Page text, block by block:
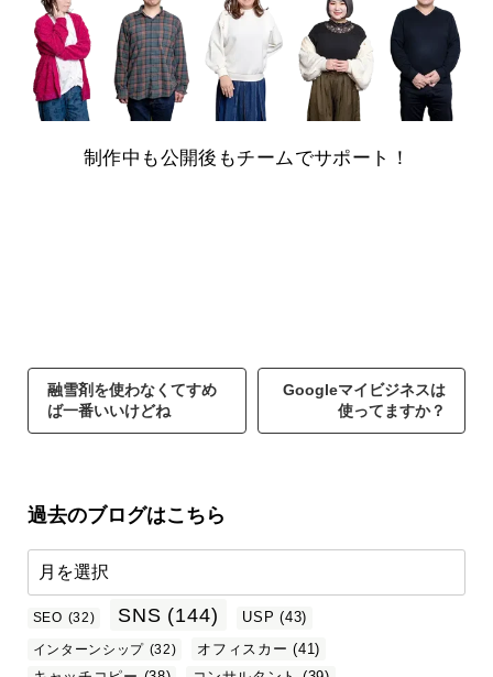
制作中も公開後もチームでサポート！
融雪剤を使わなくてすめ
ば一番いいけどね
Googleマイビジネスは
使ってますか？
過去のブログはこちら
SEO (32) SNS (144) USP (43)
インターンシップ (32) オフィスカー (41)